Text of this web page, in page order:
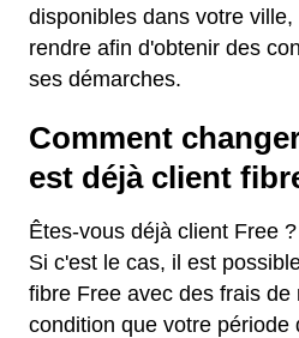
disponibles dans votre
rendre afin d'obtenir des
ses démarches.
Comment
est déjà client
Êtes-vous déjà client Free ?
Si c'est le cas, il est
fibre Free avec des frais
condition que votre période